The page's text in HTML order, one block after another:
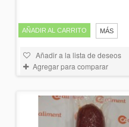
AÑADIR AL CARRITO MÁS
Añadir a la lista de deseos
Agregar para comparar